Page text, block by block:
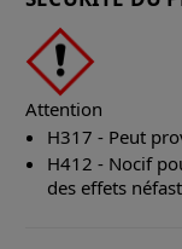
Attention
H317 - Peut
H412 - Nocif
des effets